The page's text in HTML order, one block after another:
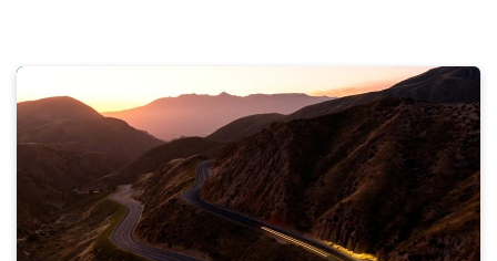
Arbitration Spotlight: Technology Disputes in the UAE -